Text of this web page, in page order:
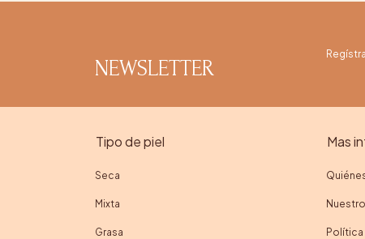
NEWSLETTER
Tipo de piel
Seca
Mixta
Grasa
Mas